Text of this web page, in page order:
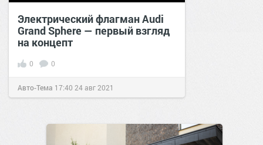
Электрический флагман Audi
Grand Sphere — первый взгляд
на концепт
0 0
Авто-Тема 17:40 24 авг 2021